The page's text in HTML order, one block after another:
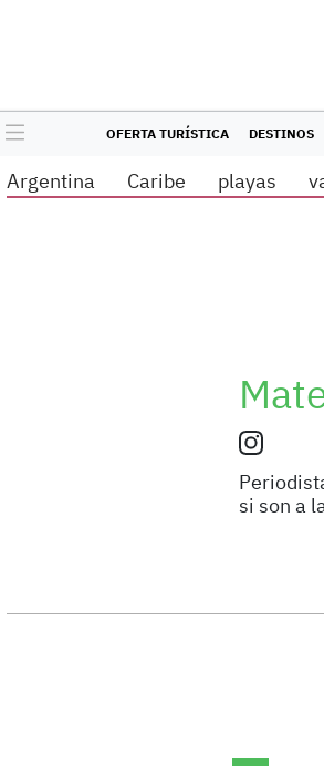
OFERTA TURÍSTICA DESTINOS
Argentina Caribe playas
si son a